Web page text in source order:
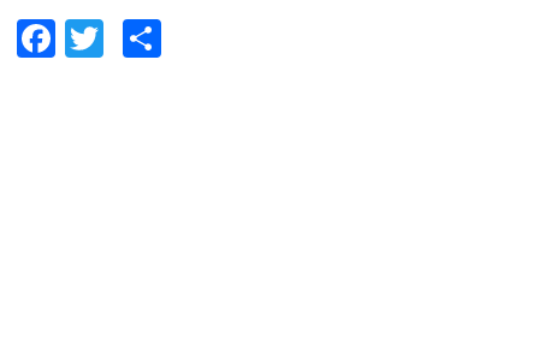
Facebook
Twitter